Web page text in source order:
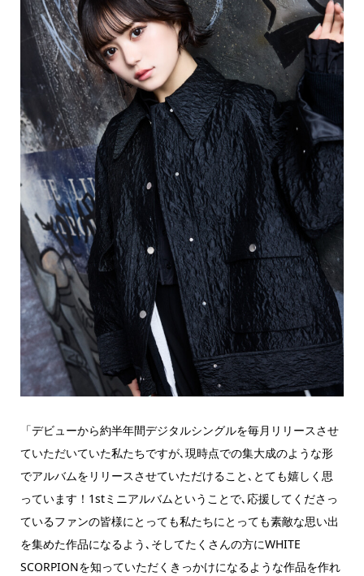
「デビューから約半年間デジタルシングルを毎月リリースさせ
ていただいていた私たちですが､現時点での集大成のような形
でアルバムをリリースさせていただけること､とても嬉しく思
っています！1stミニアルバムということで､応援してくださっ
ているファンの皆様にとっても私たちにとっても素敵な思い出
を集めた作品になるよう､そしてたくさんの方にWHITE
SCORPIONを知っていただくきっかけになるような作品を作れ